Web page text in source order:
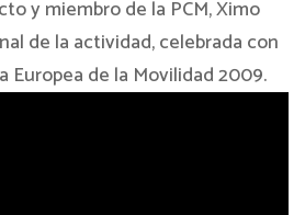
y miembro de la PCM, Ximo
de la actividad, celebrada con
Europea de la Movilidad 2009.